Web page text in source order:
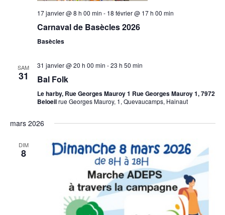
17 janvier @ 8 h 00 min - 18 février @ 17 h 00 min
Carnaval de Basècles 2026
Basècles
SAM
31
31 janvier @ 20 h 00 min -23 h 50 min
Bal Folk
Le harby, Rue Georges Mauroy 1 Rue Georges Mauroy 1, 7972
Beloeilrue Georges Mauroy, 1, Quevaucamps, Hainaut
mars 2026
DIM
8